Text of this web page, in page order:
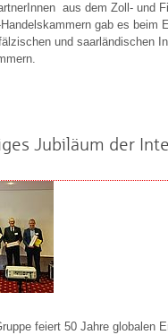
aus dem Zoll- und
gab es beim
und saarländischen
Jubiläum der
feiert 50 Jahre globalen